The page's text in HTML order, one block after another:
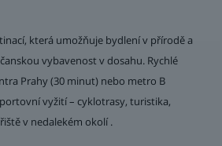
která umožňuje bydlení v přírodě a
vybavenost v dosahu. Rychlé
Prahy (30 minut) nebo metro B
vyžití – cyklotrasy, turistika,
v nedalekém okolí .